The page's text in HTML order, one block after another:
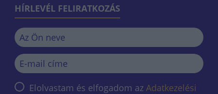
HÍRLEVÉL FELIRATKOZÁS
Elolvastam és elfogadom az Adatkezelési